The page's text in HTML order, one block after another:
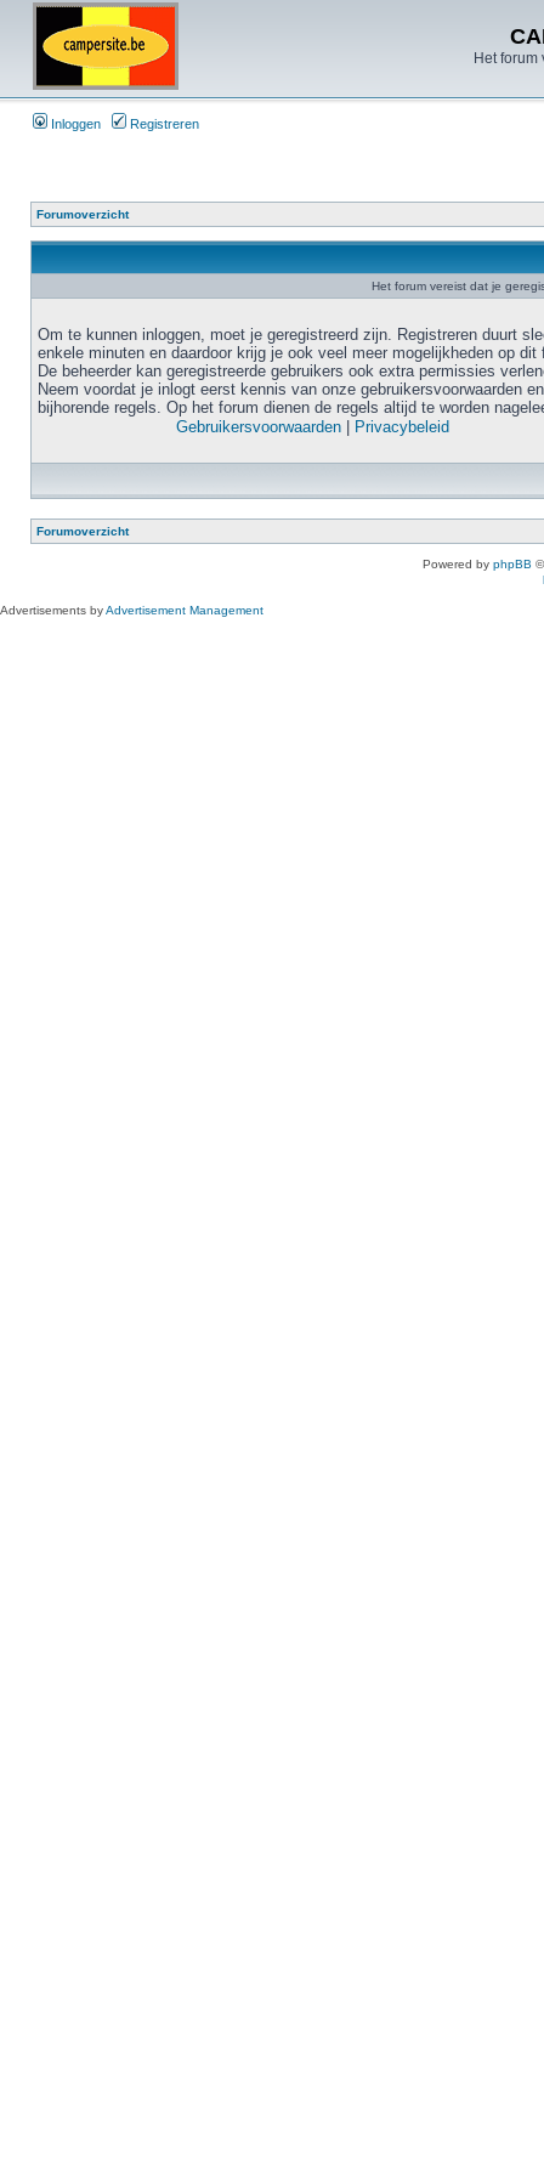
Het
Inloggen Registreren
Forumoverzicht
Het forum vereist dat je
Om te kunnen inloggen, moet je geregistreerd zijn. Registreren duurt
enkele minuten en daardoor krijg je ook veel meer mogelijkheden op dit
De beheerder kan geregistreerde gebruikers ook extra permissies
Neem voordat je inlogt eerst kennis van onze gebruikersvoorwaarden en
bijhorende regels. Op het forum dienen de regels altijd te worden
Gebruikersvoorwaarden
Privacybeleid
Forumoverzicht
Powered by phpBB
Advertisements byAdvertisement Management